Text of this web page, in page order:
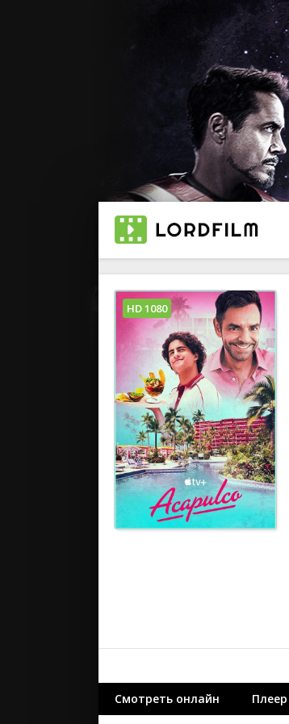
HD 1080
Смотреть онлайн